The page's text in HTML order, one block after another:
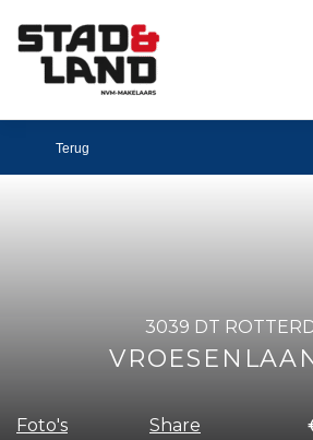
Terug
3039 DT
Foto's Share